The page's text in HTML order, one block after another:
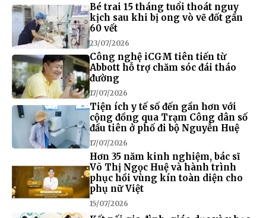
Bé trai 15 tháng tuổi thoát nguy
kịch sau khi bị ong vò vẽ đốt gần
60 vết
23/07/2026
Công nghệ iCGM tiên tiến từ
Abbott hỗ trợ chăm sóc đái tháo
đường
17/07/2026
Tiện ích y tế số đến gần hơn với
cộng đồng qua Trạm Công dân số
đầu tiên ở phố đi bộ Nguyễn Huệ
17/07/2026
Hơn 35 năm kinh nghiệm, bác sĩ
Võ Thị Ngọc Huệ và hành trình
phục hồi vùng kín toàn diện cho
phụ nữ Việt
15/07/2026